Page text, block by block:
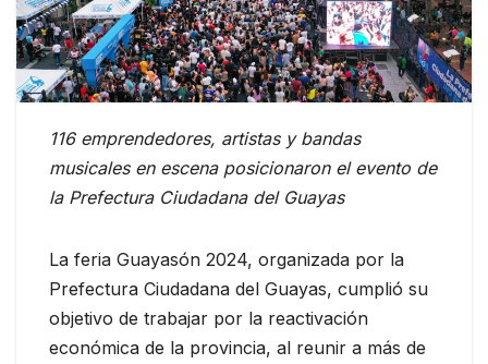
116 emprendedores, artistas y bandas
musicales en escena posicionaron el evento de
la Prefectura Ciudadana del Guayas
La feria Guayasón 2024, organizada por la
Prefectura Ciudadana del Guayas, cumplió su
objetivo de trabajar por la reactivación
económica de la provincia, al reunir a más de